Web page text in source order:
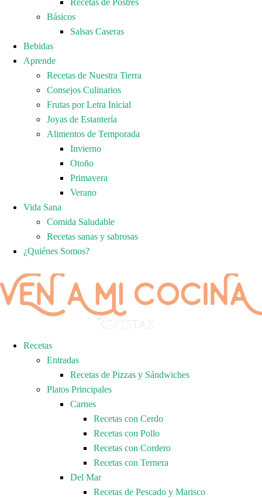
Recetas de Postres
Básicos
Salsas Caseras
Bebidas
Aprende
Recetas de Nuestra Tierra
Consejos Culinarios
Frutas por Letra Inicial
Joyas de Estantería
Alimentos de Temporada
Invierno
Otoño
Primavera
Verano
Vida Sana
Comida Saludable
Recetas sanas y sabrosas
¿Quiénes Somos?
Recetas
Entradas
Recetas de Pizzas y Sándwiches
Platos Principales
Carnes
Recetas con Cerdo
Recetas con Pollo
Recetas con Cordero
Recetas con Ternera
Del Mar
Recetas de Pescado y Marisco